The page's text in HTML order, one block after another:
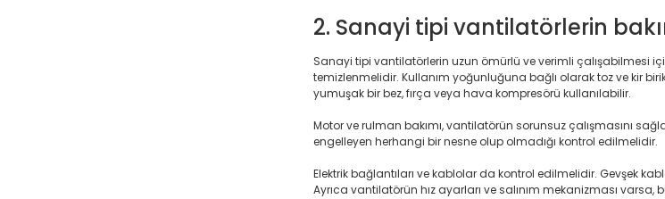
2. Sanayi tipi vantilatörlerin
Sanayi tipi vantilatörlerin uzun ömürlü ve verimli çalışabilmesi
temizlenmelidir. Kullanım yoğunluğuna bağlı olarak toz ve kir
yumuşak bir bez, fırça veya hava kompresörü kullanılabilir.
Motor ve rulman bakımı, vantilatörün sorunsuz çalışmasını
engelleyen herhangi bir nesne olup olmadığı kontrol edilmelidir.
Elektrik bağlantıları ve kablolar da kontrol edilmelidir. Gevşek
Ayrıca vantilatörün hız ayarları ve salınım mekanizması